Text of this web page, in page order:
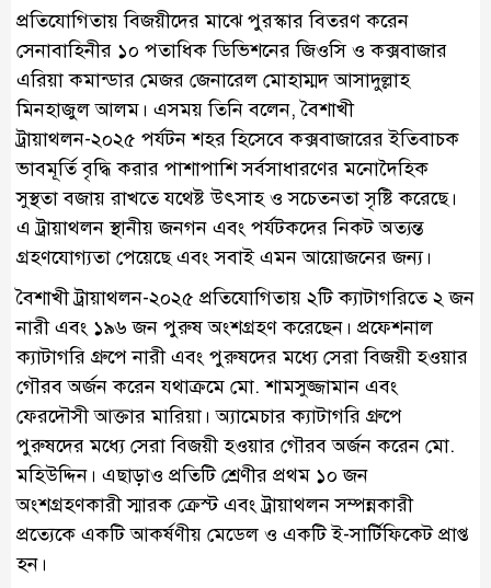
প্রতিযোগিতায় বিজয়ীদের মাঝে পুরস্কার বিতরণ করেন
সেনাবাহিনীর ১০ পতাধিক ডিভিশনের জিওসি ও কক্সবাজার
এরিয়া কমান্ডার মেজর জেনারেল মোহাম্মদ আসাদুল্লাহ
মিনহাজুল আলম। এসময় তিনি বলেন, বৈশাখী
ট্রায়াথলন-২০২৫ পর্যটন শহর হিসেবে কক্সবাজারের ইতিবাচক
ভাবমূর্তি বৃদ্ধি করার পাশাপাশি সর্বসাধারণের মনোদৈহিক
সুস্থতা বজায় রাখতে যথেষ্ট উৎসাহ ও সচেতনতা সৃষ্টি করেছে।
এ ট্রায়াথলন স্থানীয় জনগন এবং পর্যটকদের নিকট অত্যন্ত
গ্রহণযোগ্যতা পেয়েছে এবং সবাই এমন আয়োজনের জন্য।
বৈশাখী ট্রায়াথলন-২০২৫ প্রতিযোগিতায় ২টি ক্যাটাগরিতে ২ জন
নারী এবং ১৯৬ জন পুরুষ অংশগ্রহণ করেছেন। প্রফেশনাল
ক্যাটাগরি গ্রুপে নারী এবং পুরুষদের মধ্যে সেরা বিজয়ী হওয়ার
গৌরব অর্জন করেন যথাক্রমে মো. শামসুজ্জামান এবং
ফেরদৌসী আক্তার মারিয়া। অ্যামেচার ক্যাটাগরি গ্রুপে
পুরুষদের মধ্যে সেরা বিজয়ী হওয়ার গৌরব অর্জন করেন মো.
মহিউদ্দিন। এছাড়াও প্রতিটি শ্রেণীর প্রথম ১০ জন
অংশগ্রহণকারী স্মারক ক্রেস্ট এবং ট্রায়াথলন সম্পন্নকারী
প্রত্যেকে একটি আকর্ষণীয় মেডেল ও একটি ই-সার্টিফিকেট প্রাপ্ত
হন।